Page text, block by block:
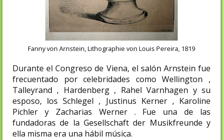
Fanny von Arnstein, Lithographie von Louis Pereira, 1819
Durante el Congreso de Viena, el salón Arnstein fue
frecuentado por celebridades como Wellington ,
Talleyrand , Hardenberg , Rahel Varnhagen y su
esposo, los Schlegel , Justinus Kerner , Karoline
Pichler y Zacharias Werner . Fue una de las
fundadoras de la Gesellschaft der Musikfreunde y
ella misma era una hábil música.